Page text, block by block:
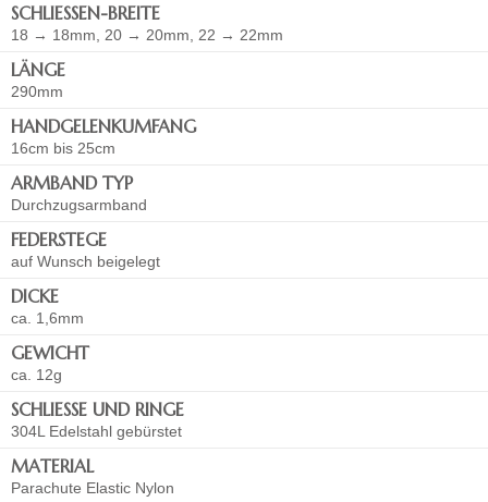
SCHLIESSEN-BREITE
18 → 18mm, 20 → 20mm, 22 → 22mm
LÄNGE
290mm
HANDGELENKUMFANG
16cm bis 25cm
ARMBAND TYP
Durchzugsarmband
FEDERSTEGE
auf Wunsch beigelegt
DICKE
ca. 1,6mm
GEWICHT
ca. 12g
SCHLIESSE UND RINGE
304L Edelstahl gebürstet
MATERIAL
Parachute Elastic Nylon